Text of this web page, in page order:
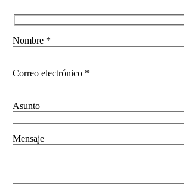
Nombre *
Correo electrónico *
Asunto
Mensaje